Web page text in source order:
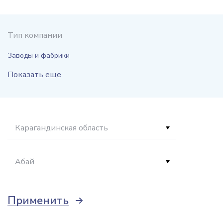
Тип компании
Заводы и фабрики
Показать еще
Карагандинская область
Абай
Применить